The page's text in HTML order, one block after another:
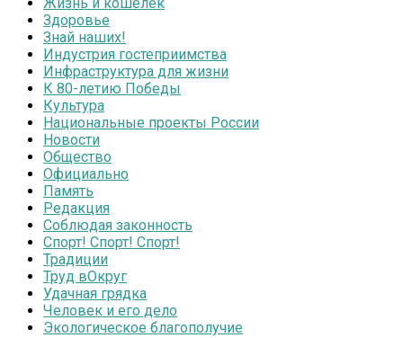
Здоровье
Знай наших!
Индустрия гостеприимства
Инфраструктура для жизни
К 80-летию Победы
Культура
Национальные проекты России
Новости
Общество
Официально
Память
Редакция
Соблюдая законность
Спорт! Спорт! Спорт!
Традиции
Труд вОкруг
Удачная грядка
Человек и его дело
Экологическое благополучие